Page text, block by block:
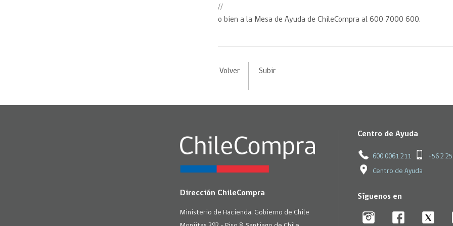
//
o bien a la Mesa de Ayuda de ChileCompra al 600 7000 600.
Volver Subir
Dirección ChileCompra
Ministerio de Hacienda, Gobierno de Chile
Centro de Ayuda
600 0061 211 +56 2
Centro de Ayuda
Síguenos en